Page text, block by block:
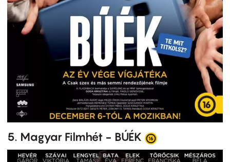
5. Magyar Filmhét - BÚÉK